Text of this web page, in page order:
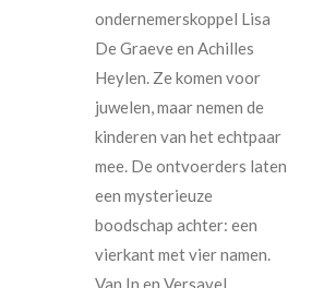
ondernemerskoppel Lisa
De Graeve en Achilles
Heylen. Ze komen voor
juwelen, maar nemen de
kinderen van het echtpaar
mee. De ontvoerders laten
een mysterieuze
boodschap achter: een
vierkant met vier namen.
Van In en Versavel